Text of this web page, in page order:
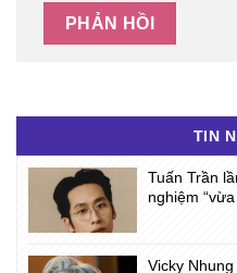
TIN
Tuấn Trần
nghiệm
Vicky